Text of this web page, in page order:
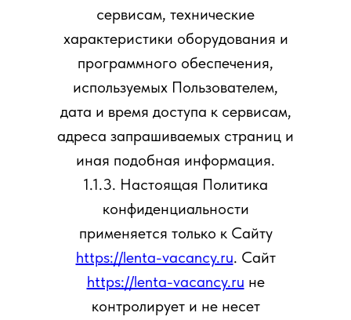
сервисам, технические
характеристики оборудования и
программного обеспечения,
используемых Пользователем,
дата и время доступа к сервисам,
адреса запрашиваемых страниц и
иная подобная информация.
1.1.3. Настоящая Политика
конфиденциальности
применяется только к Сайту
https://lenta-vacancy.ru. Сайт
https://lenta-vacancy.ru не
контролирует и не несет